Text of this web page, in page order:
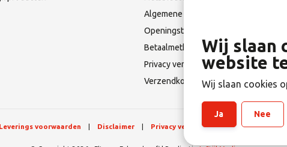
Algemene Leverings voorwaarden
Openingstijden & Route
Betaalmethoden
Privacy verklaring
Verzendkosten en Terugzendingen
voorwaarden | Disclaimer | Privacy verklaring | Sitemap |
Wij slaan
website
Wij slaan cookies
Ja Nee